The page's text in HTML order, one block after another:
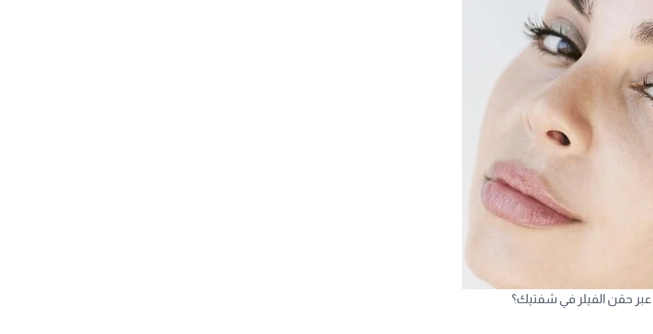
حقن الفيلر في شفتيك؟